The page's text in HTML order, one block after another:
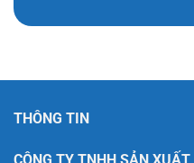
THÔNG TIN
CÔNG TY TNHH SẢN